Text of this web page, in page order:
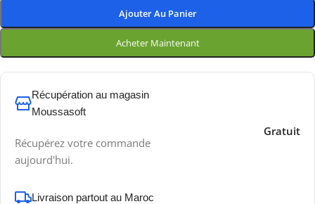
Ajouter Au Panier
Acheter Maintenant
Récupération au magasin
Moussasoft
Récupérez votre commande
aujourd'hui.
Gratuit
Livraison partout au Maroc